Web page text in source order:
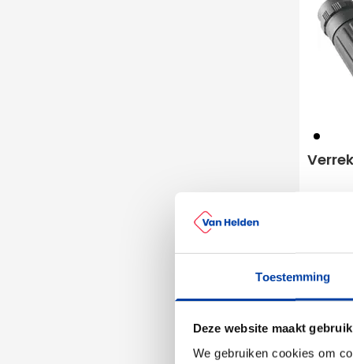
Toestemming
Deze website maakt
We gebruiken cookies om
001